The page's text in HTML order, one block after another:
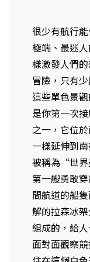
很少有航行
極端、最迷
樣激發人們
冒險，只有
這些單色景
是你第一次
之一，它位
一樣延伸到
被稱為“世
第一艘勇敢
間航道的船
解的拉森冰
組成的，給
面對面觀察